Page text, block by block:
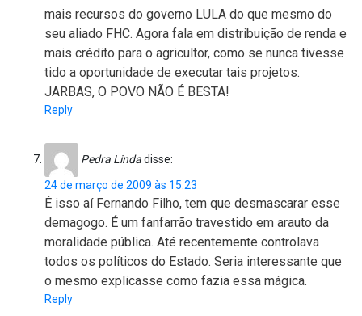
mais recursos do governo LULA do que mesmo do
seu aliado FHC. Agora fala em distribuição de renda e
mais crédito para o agricultor, como se nunca tivesse
tido a oportunidade de executar tais projetos.
JARBAS, O POVO NÃO É BESTA!
Reply
Pedra Lindadisse:
24 de março de 2009 às 15:23
É isso aí Fernando Filho, tem que desmascarar esse
demagogo. É um fanfarrão travestido em arauto da
moralidade pública. Até recentemente controlava
todos os políticos do Estado. Seria interessante que
o mesmo explicasse como fazia essa mágica.
Reply